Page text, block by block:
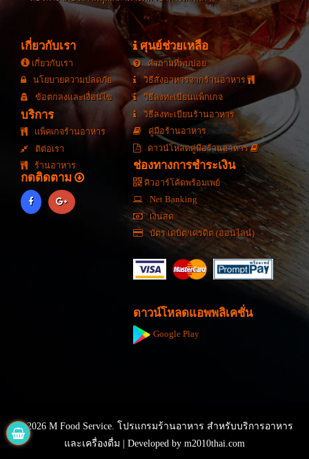
เกี่ยวกับเรา
เกี่ยวกับเรา
นโยบายความปลดภัย
ข้อตกลงและเงื่อนไข
บริการ
แพ็คเกจร้านอาหาร
ติต่อเรา
ร้านอาหาร
กดติดตาม
ศุนย์ช่วยเหลือ
คำถามที่พบบ่อย
วิธีสั่งอาหารจากร้านอาหาร
วิธีลงทะเบียนแพ็กเกจ
วิธีลงทะเบียนร้านอาหาร
คู่มือร้านอาหาร
ดาวน์โหลดคู่มือร้านอาหาร
ช่องทางการชำระเงิน
คิวอาร์โค้ดพร้อมเพย์
Net Banking
เงินสด
บัตร เดบิต/เครดิต (ออนไลน์)
ดาวน์โหลดแอพพลิเคชั่น
Google Play
© 2026 M Food Service. โปรแกรมร้านอาหาร สำหรับบริการอาหาร
และเครื่องดื่ม | Developed by m2010thai.com